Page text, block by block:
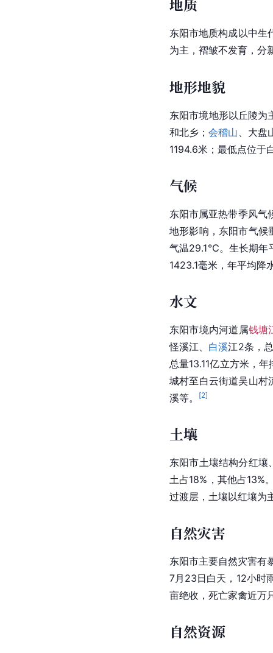
地质
东阳市地质构成以中生
为主，褶皱不发育，分
地形地貌
东阳市境地形以丘陵为
和北乡；会稽山 、大盘
1194.6米；最低点位于
气候
东阳市属亚热带季风气
地形影响，东阳市气
气温29.1℃。生长期年
1423.1毫米，年平均降
水文
东阳市境内河道属钱塘
怪溪江、 白溪江2条，
总量13.11亿立方米，
城村至白云街道吴山村
溪等。
[2]
土壤
东阳市土壤结构分红
土占18%，其他占13%
过渡层，土壤以红壤为
自然灾害
东阳市主要自然灾害有
7月23日白天，12小时
亩绝收，死亡家禽近万
自然资源